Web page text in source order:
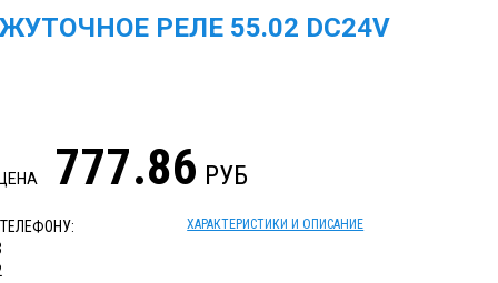
РЕЛЕ 55.02 DC24V
777.86 РУБ
ХАРАКТЕРИСТИКИ И ОПИСАНИЕ